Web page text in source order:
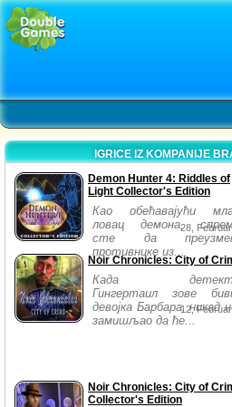
IGRICE IZ KOMPANIJE
Demon Hunter 4: Riddles of
Light Collector's Edition
Као обећавајући
ловац демона,
сте да
противнике из...
28,
Noir Chronicles: City of
Када
Гингертаил зове
девојка Барбара, никад
замишљао да ће...
12,
Noir Chronicles: City of
Collector's Edition